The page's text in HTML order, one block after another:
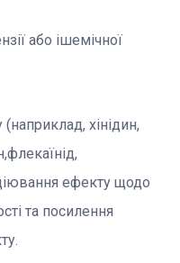
або ішемічної
хінідин,
ефекту щодо
та посилення